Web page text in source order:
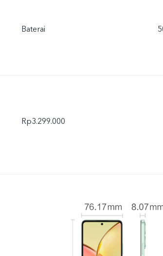
Baterai
Rp3.299.000